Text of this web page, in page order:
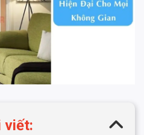
viết: